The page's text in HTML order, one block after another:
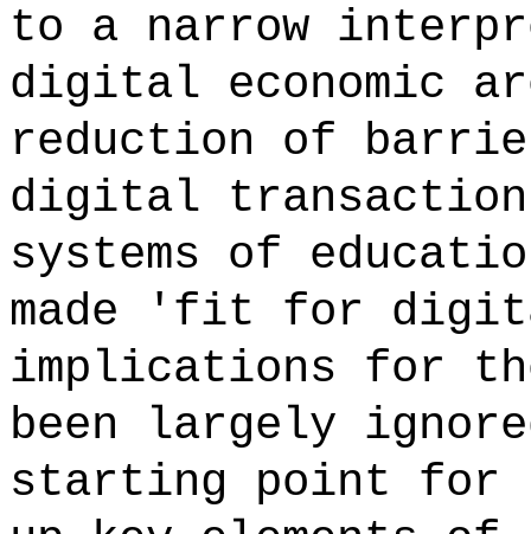
to a narrow
digital economic
reduction of
digital
systems of
made 'fit for
implications for
been largely
starting point